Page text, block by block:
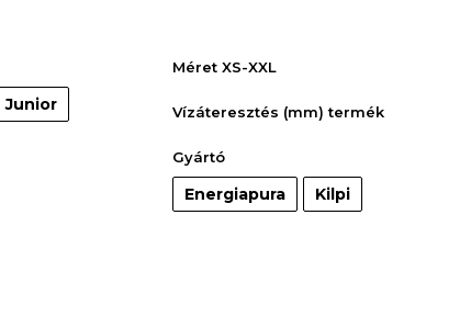
Junior
Méret XS-XXL
Vízáteresztés (mm) termék
Gyártó
Energiapura Kilpi